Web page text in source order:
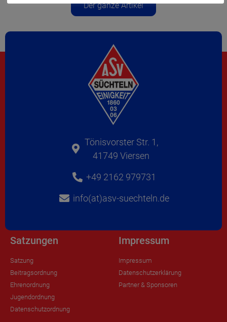
Der ganze Artikel
Tönisvorster Str. 1,
41749 Viersen
+49 2162 979731
info(at)asv-suechteln.de
Satzungen
Satzung
Beitragsordnung
Ehrenordnung
Jugendordnung
Datenschutzordnung
Impressum
Impressum
Datenschutzerklärung
Partner & Sponsoren